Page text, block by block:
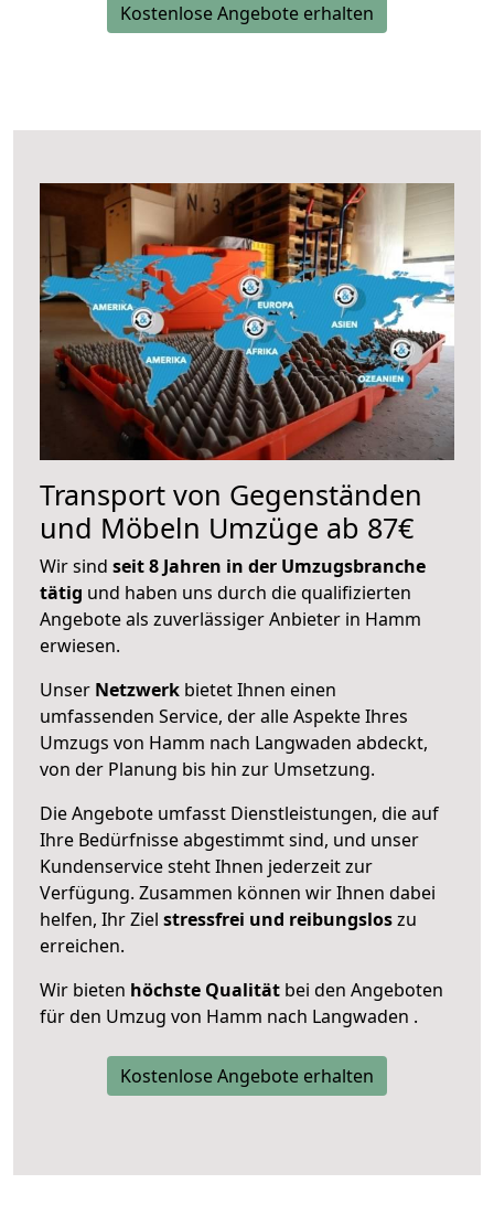
Kostenlose Angebote erhalten
Transport von Gegenständen
und Möbeln Umzüge ab 87€
Wir sind seit 8 Jahren in der Umzugsbranche
tätig und haben uns durch die qualifizierten
Angebote als zuverlässiger Anbieter in Hamm
erwiesen.
Unser Netzwerk bietet Ihnen einen
umfassenden Service, der alle Aspekte Ihres
Umzugs von Hamm nach Langwaden abdeckt,
von der Planung bis hin zur Umsetzung.
Die Angebote umfasst Dienstleistungen, die auf
Ihre Bedürfnisse abgestimmt sind, und unser
Kundenservice steht Ihnen jederzeit zur
Verfügung. Zusammen können wir Ihnen dabei
helfen, Ihr Ziel stressfrei und reibungsloszu
erreichen.
Wir bieten höchste Qualität bei den Angeboten
für den Umzug von Hamm nach Langwaden .
Kostenlose Angebote erhalten